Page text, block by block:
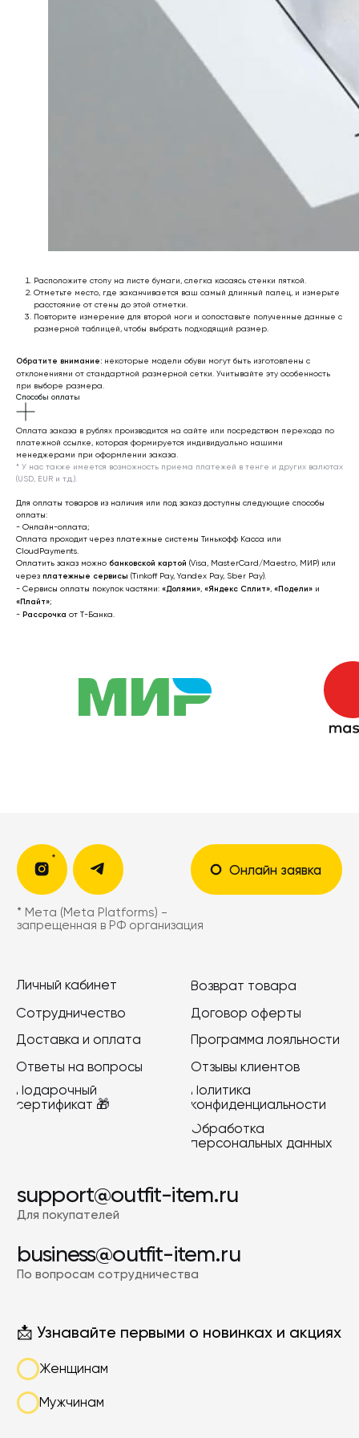
Расположите стопу на листе бумаги, слегка касаясь стенки пяткой.
Отметьте место, где заканчивается ваш самый длинный палец, и измерьте
расстояние от стены до этой отметки.
Повторите измерение для второй ноги и сопоставьте полученные данные с
размерной таблицей, чтобы выбрать подходящий размер.
Обратите внимание: некоторые модели обуви могут быть изготовлены с
отклонениями от стандартной размерной сетки. Учитывайте эту особенность
при выборе размера.
Способы оплаты
Оплата заказа в рублях производится на сайте или посредством перехода по
платежной ссылке, которая формируется индивидуально нашими
менеджерами при оформлении заказа.
* У нас также имеется возможность приема платежей в тенге и других валютах
(USD, EUR и т.д.).
Для оплаты товаров из наличия или под заказ доступны следующие способы
оплаты:
- Онлайн-оплата;
Оплата проходит через платежные системы Тинькофф Касса или
CloudPayments.
Оплатить заказ можно банковской картой (Visa, MasterCard/Maestro, МИР) или
через платежные сервисы (Tinkoff Pay, Yandex Pay, Sber Pay).
- Сервисы оплаты покупок частями: «Долями», «Яндекс Сплит», «Подели» и
«Плайт»;
- Рассрочка от T-Банка.
2022-2026 © OUTFIT.ITEM
Для покупателей
business@outfit-item.ru
По вопросам сотрудничества
📩 Узнавайте первыми о новинках и акциях
Женщинам
Мужчинам
Я соглашаюсь получать рекламные
рассылки на условияхоферты и
политики конфиденциальности
Разработка сайта